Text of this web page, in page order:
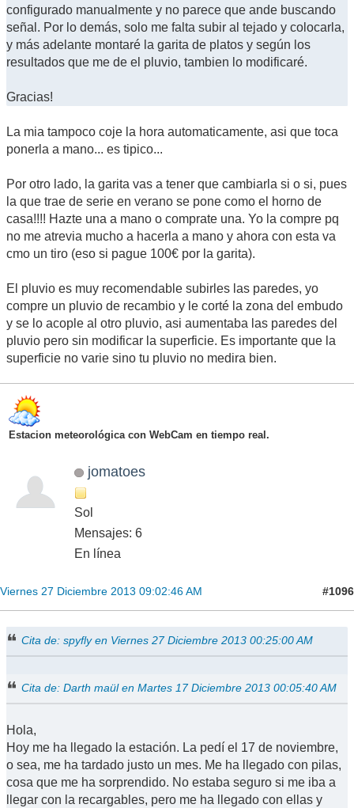
configurado manualmente y no parece que ande buscando
señal. Por lo demás, solo me falta subir al tejado y colocarla,
y más adelante montaré la garita de platos y según los
resultados que me de el pluvio, tambien lo modificaré.
Gracias!
La mia tampoco coje la hora automaticamente, asi que toca
ponerla a mano... es tipico...
Por otro lado, la garita vas a tener que cambiarla si o si, pues
la que trae de serie en verano se pone como el horno de
casa!!!! Hazte una a mano o comprate una. Yo la compre pq
no me atrevia mucho a hacerla a mano y ahora con esta va
cmo un tiro (eso si pague 100€ por la garita).
El pluvio es muy recomendable subirles las paredes, yo
compre un pluvio de recambio y le corté la zona del embudo
y se lo acople al otro pluvio, asi aumentaba las paredes del
pluvio pero sin modificar la superficie. Es importante que la
superficie no varie sino tu pluvio no medira bien.
Estacion meteorológica con WebCam en tiempo real.
jomatoes
Sol
Mensajes: 6
En línea
Viernes 27 Diciembre 2013 09:02:46 AM #1096
Cita de: spyfly en Viernes 27 Diciembre 2013 00:25:00 AM
Cita de: Darth maül en Martes 17 Diciembre 2013 00:05:40 AM
Hola,
Hoy me ha llegado la estación. La pedí el 17 de noviembre,
o sea, me ha tardado justo un mes. Me ha llegado con pilas,
cosa que me ha sorprendido. No estaba seguro si me iba a
llegar con la recargables, pero me ha llegado con ellas y